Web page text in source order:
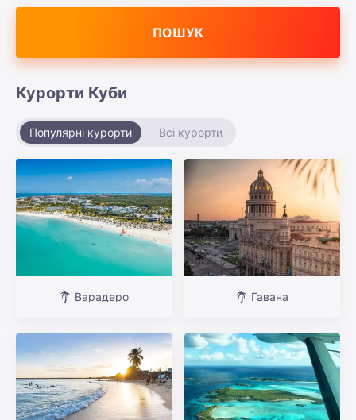
ПОШУК
Курорти Куби
Популярні курорти Всі курорти
Варадеро Гавана